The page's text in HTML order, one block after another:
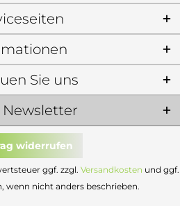
Newsletter
Sie uns
widerrufen
ggf. zzgl. Versandkosten und ggf.
wenn nicht anders beschrieben.